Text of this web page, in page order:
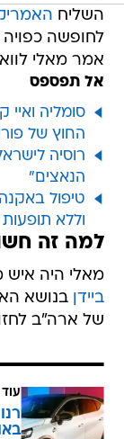
השליח
לחופשה כפויה
אמר מאלי
אל תפספס
סומליה ואיי
החוץ של
רוסיה
הנאצים"
טיפול
וללא תופעות
למה זה
מאלי היה
ביידן בנושא
של ארה"ב